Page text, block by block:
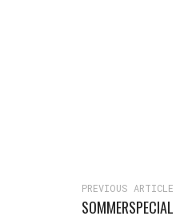
PREVIOUS ARTICLE